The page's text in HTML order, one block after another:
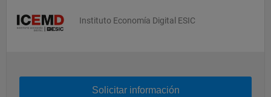
Instituto Economía Digital ESIC
Solicitar información